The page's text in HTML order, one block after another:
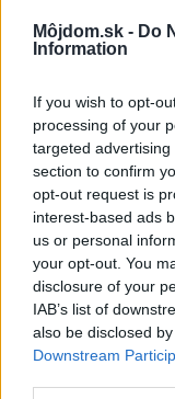
Môjdom.sk - Do
Information
If you wish to opt-
processing of your
targeted
section to confirm
opt-out request is
interest-based ads
us or personal
your opt-out. You
disclosure of your
IAB’s list of
also be disclosed
Downstream
Deti
seba. V
návštevy
Žije pri lese,
Miestni
ako malý raj
K bytu ladili
stereotyp,
Pridajte túto
hladšie a
naše babičky
Kedysi boli
vyhnite.